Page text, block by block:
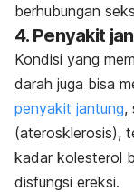
berhubungan
4. Penyakit
Kondisi yang
darah juga bisa
penyakit jantung,
(aterosklerosis),
kadar kolesterol
disfungsi ereksi.